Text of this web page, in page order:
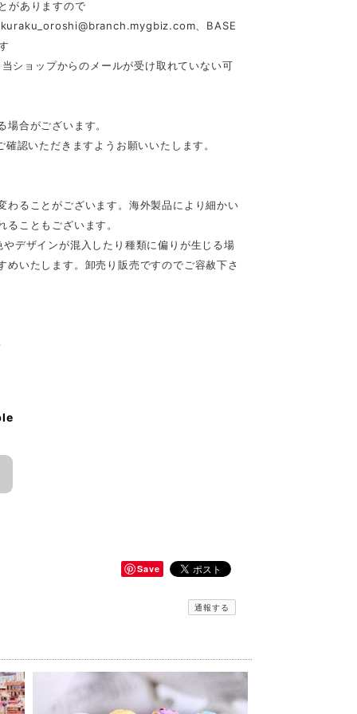
がありますので
、BASE
ショップからのメールが受け取れていない可
合がございます。
認いただきますようお願いいたします。
わることがございます。海外製品により細かい
こともございます。
デザインが混入したり種類に偏りが生じる場
いたします。卸売り販売ですのでご容赦下さ
Save
通報する